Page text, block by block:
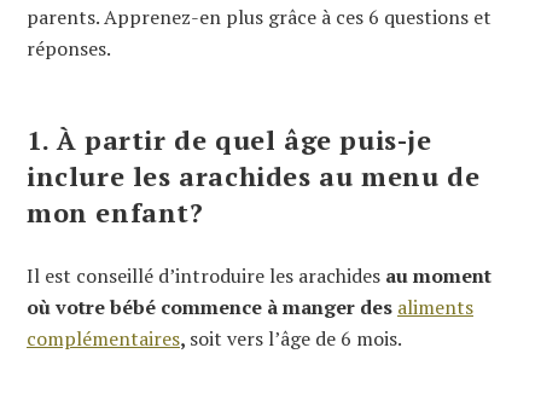
parents. Apprenez-en plus grâce à ces 6 questions et
réponses.
1. À partir de quel âge puis-je
inclure les arachides au menu de
mon enfant?
Il est conseillé d’introduire les arachides au moment
où votre bébé commence à manger des aliments
complémentaires, soit vers l’âge de 6 mois.